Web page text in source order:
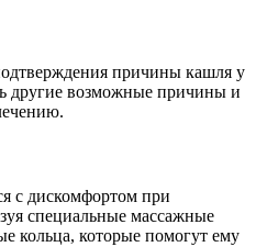
причины кашля у
другие возможные причины и
с дискомфортом при
специальные массажные
кольца, которые помогут ему